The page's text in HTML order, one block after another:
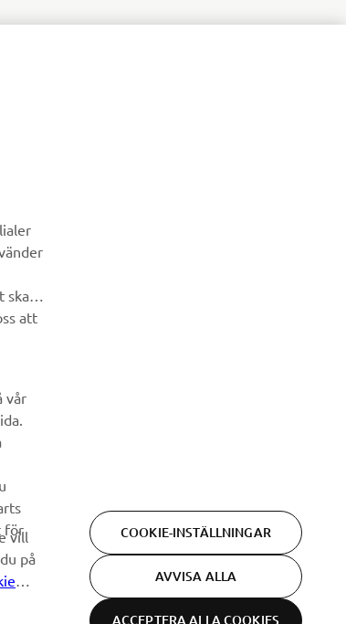
mycket mer
för att ta reda på hur vi behandlar dina
skapa
att
vår
för
vill
på
COOKIE-INSTÄLLNINGAR
AVVISA ALLA
ACCEPTERA ALLA COOKIES